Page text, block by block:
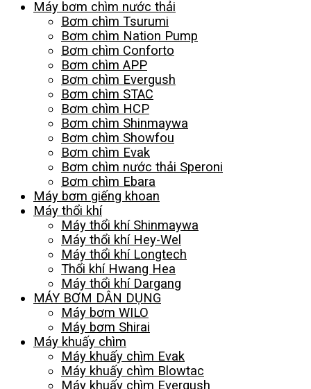
Máy bơm chìm nước thải
Bơm chìm Tsurumi
Bơm chìm Nation Pump
Bơm chìm Conforto
Bơm chìm APP
Bơm chìm Evergush
Bơm chìm STAC
Bơm chìm HCP
Bơm chìm Shinmaywa
Bơm chìm Showfou
Bơm chìm Evak
Bơm chìm nước thải Speroni
Bơm chìm Ebara
Máy bơm giếng khoan
Máy thổi khí
Máy thổi khí Shinmaywa
Máy thổi khí Hey-Wel
Máy thổi khí Longtech
Thổi khí Hwang Hea
Máy thổi khí Dargang
MÁY BƠM DÂN DỤNG
Máy bơm WILO
Máy bơm Shirai
Máy khuấy chìm
Máy khuấy chìm Evak
Máy khuấy chìm Blowtac
Máy khuấy chìm Evergush